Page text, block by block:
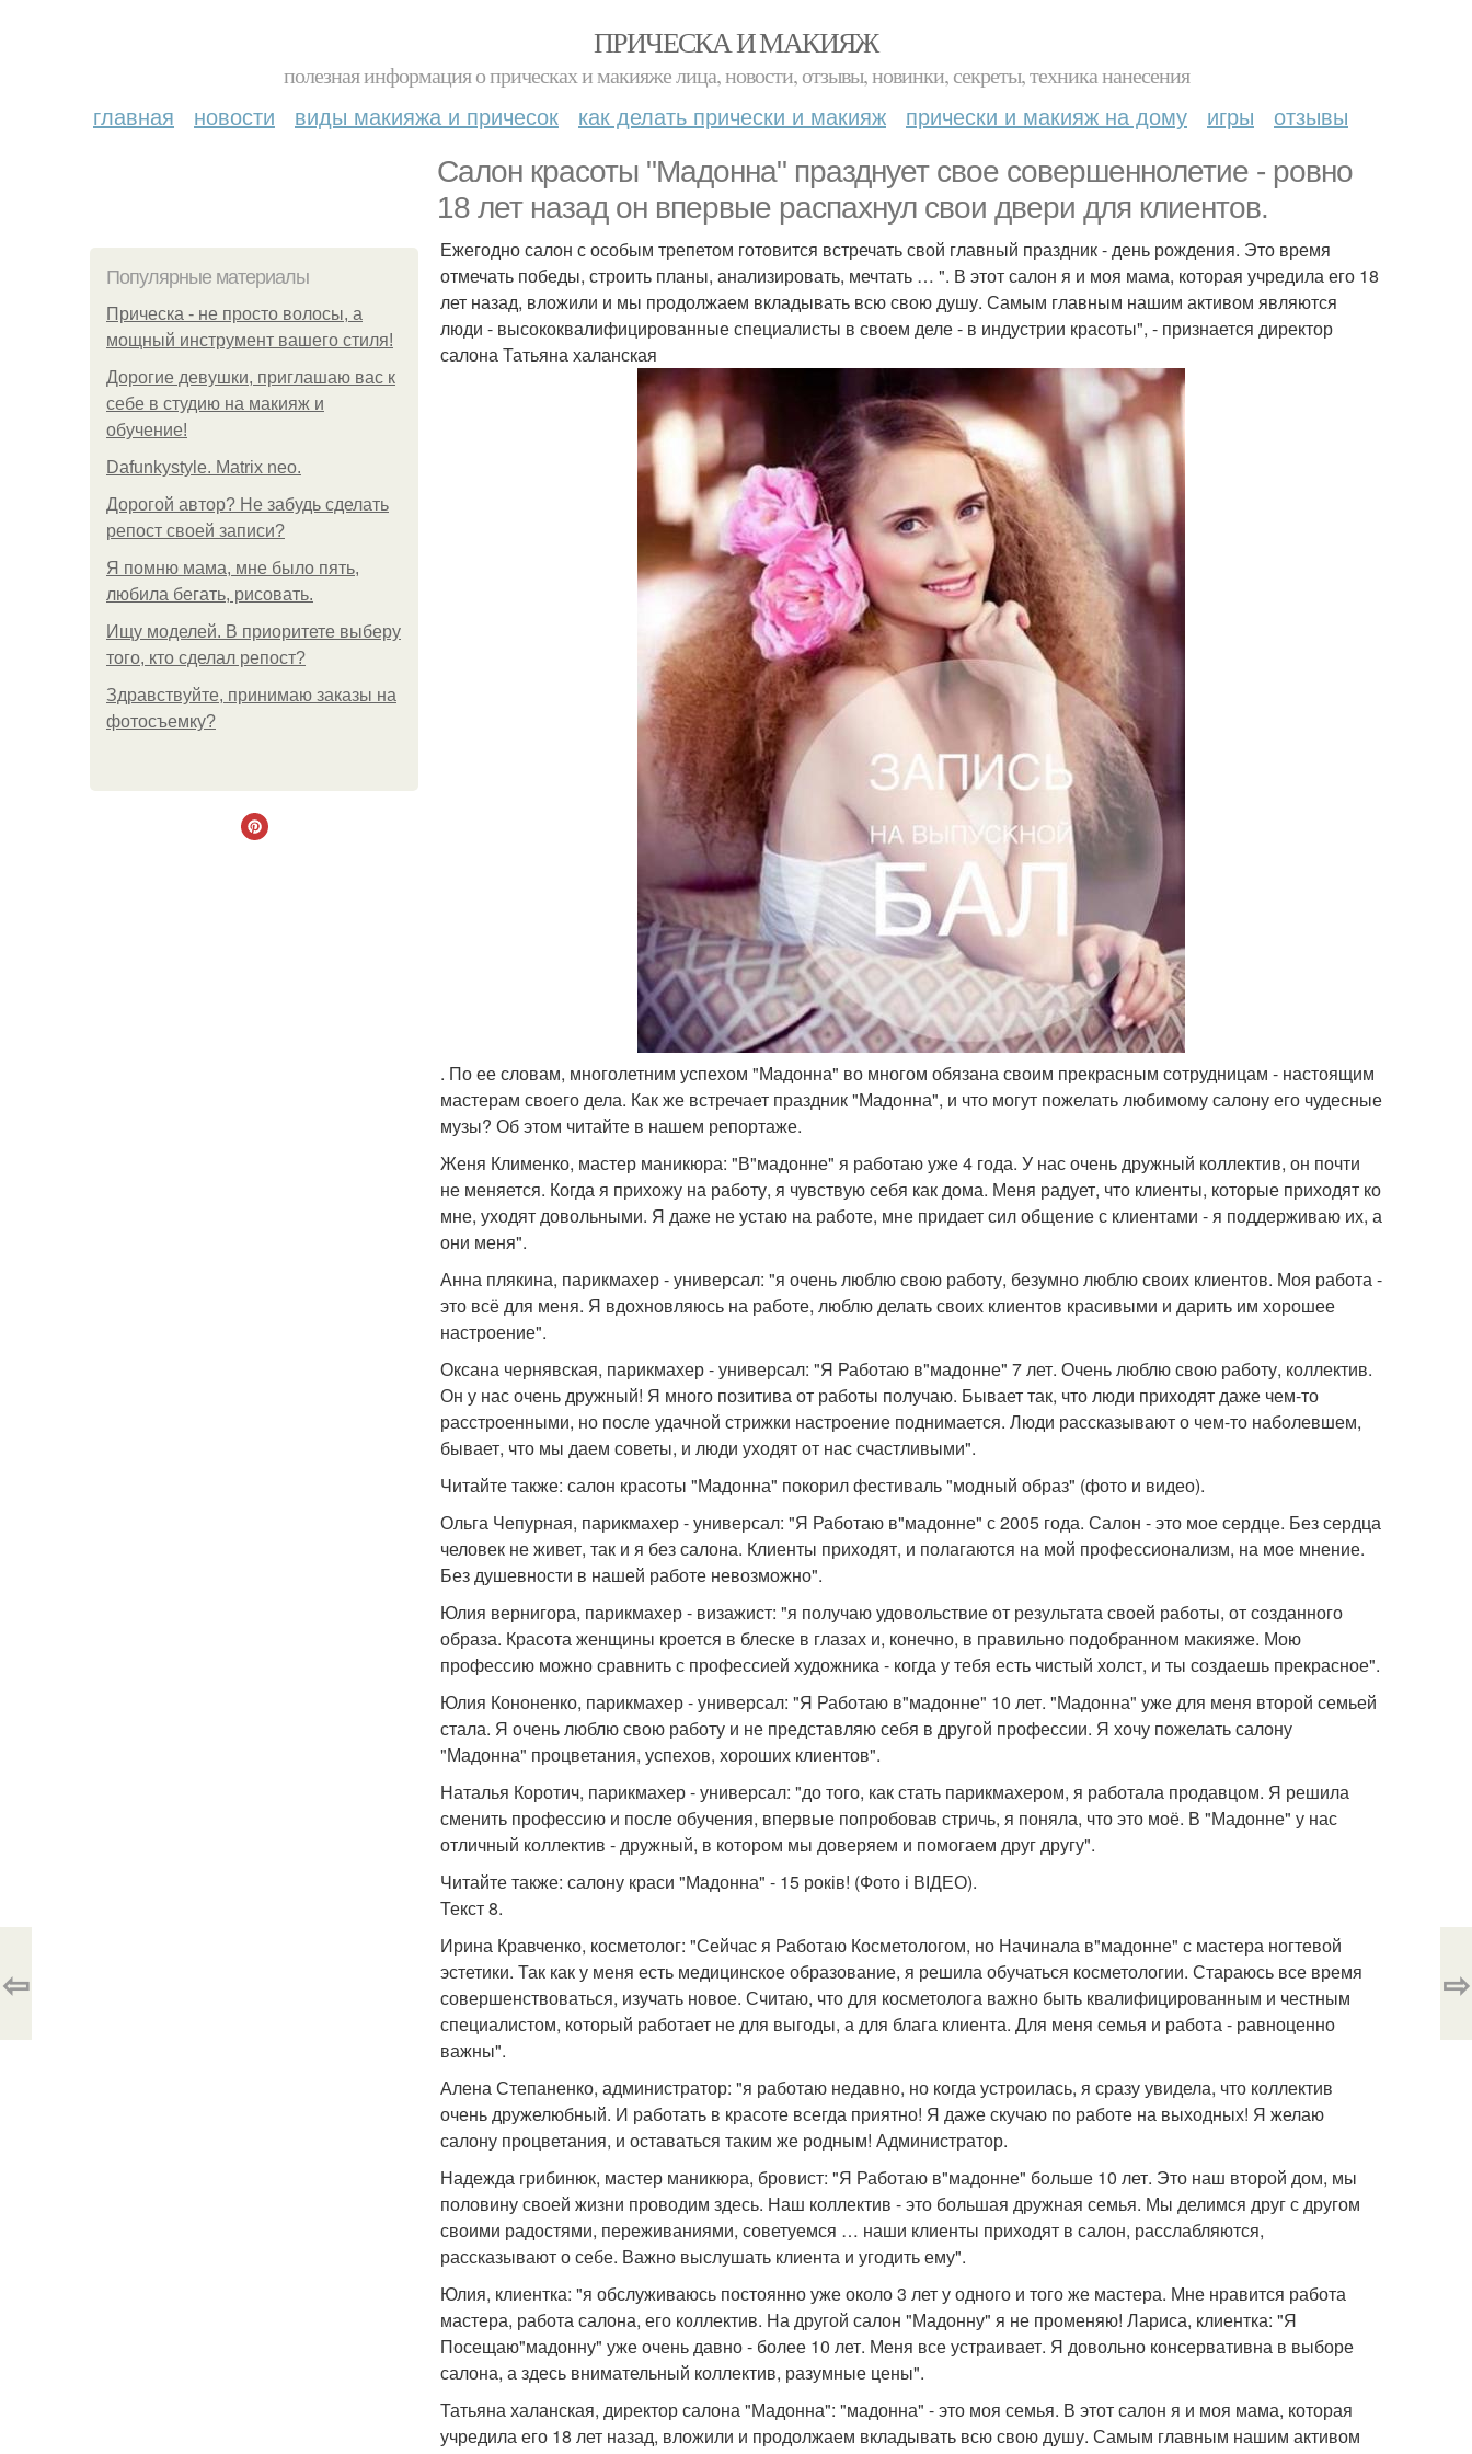
ПРИЧЕСКА И МАКИЯЖ
полезная информация о прическах и макияже лица, новости, отзывы, новинки, секреты, техника нанесения
главная новости виды макияжа и причесок как делать прически и макияж прически и макияж на дому игры отзывы
Салон красоты "Мадонна" празднует свое совершеннолетие - ровно
18 лет назад он впервые распахнул свои двери для клиентов.
Популярные материалы
Прическа - не просто волосы, а
мощный инструмент вашего стиля!
Дорогие девушки, приглашаю вас к
себе в студию на макияж и
обучение!
Dafunkystyle. Matrix neo.
Дорогой автор? Не забудь сделать
репост своей записи?
Я помню мама, мне было пять,
любила бегать, рисовать.
Ищу моделей. В приоритете выберу
того, кто сделал репост?
Здравствуйте, принимаю заказы на
фотосъемку?
Ежегодно салон с особым трепетом готовится встречать свой главный праздник - день рождения. Это время
отмечать победы, строить планы, анализировать, мечтать … ". В этот салон я и моя мама, которая учредила его 18
лет назад, вложили и мы продолжаем вкладывать всю свою душу. Самым главным нашим активом являются
люди - высококвалифицированные специалисты в своем деле - в индустрии красоты", - признается директор
салона Татьяна халанская
. По ее словам, многолетним успехом "Мадонна" во многом обязана своим прекрасным сотрудницам - настоящим
мастерам своего дела. Как же встречает праздник "Мадонна", и что могут пожелать любимому салону его чудесные
музы? Об этом читайте в нашем репортаже.
Женя Клименко, мастер маникюра: "В"мадонне" я работаю уже 4 года. У нас очень дружный коллектив, он почти
не меняется. Когда я прихожу на работу, я чувствую себя как дома. Меня радует, что клиенты, которые приходят ко
мне, уходят довольными. Я даже не устаю на работе, мне придает сил общение с клиентами - я поддерживаю их, а
они меня".
Анна плякина, парикмахер - универсал: "я очень люблю свою работу, безумно люблю своих клиентов. Моя работа -
это всё для меня. Я вдохновляюсь на работе, люблю делать своих клиентов красивыми и дарить им хорошее
настроение".
Оксана чернявская, парикмахер - универсал: "Я Работаю в"мадонне" 7 лет. Очень люблю свою работу, коллектив.
Он у нас очень дружный! Я много позитива от работы получаю. Бывает так, что люди приходят даже чем-то
расстроенными, но после удачной стрижки настроение поднимается. Люди рассказывают о чем-то наболевшем,
бывает, что мы даем советы, и люди уходят от нас счастливыми".
Читайте также: салон красоты "Мадонна" покорил фестиваль "модный образ" (фото и видео).
Ольга Чепурная, парикмахер - универсал: "Я Работаю в"мадонне" с 2005 года. Салон - это мое сердце. Без сердца
человек не живет, так и я без салона. Клиенты приходят, и полагаются на мой профессионализм, на мое мнение.
Без душевности в нашей работе невозможно".
Юлия вернигора, парикмахер - визажист: "я получаю удовольствие от результата своей работы, от созданного
образа. Красота женщины кроется в блеске в глазах и, конечно, в правильно подобранном макияже. Мою
профессию можно сравнить с профессией художника - когда у тебя есть чистый холст, и ты создаешь прекрасное".
Юлия Кононенко, парикмахер - универсал: "Я Работаю в"мадонне" 10 лет. "Мадонна" уже для меня второй семьей
стала. Я очень люблю свою работу и не представляю себя в другой профессии. Я хочу пожелать салону
"Мадонна" процветания, успехов, хороших клиентов".
Наталья Коротич, парикмахер - универсал: "до того, как стать парикмахером, я работала продавцом. Я решила
сменить профессию и после обучения, впервые попробовав стричь, я поняла, что это моё. В "Мадонне" у нас
отличный коллектив - дружный, в котором мы доверяем и помогаем друг другу".
Читайте также: салону краси "Мадонна" - 15 років! (Фото і ВІДЕО).
Текст 8.
Ирина Кравченко, косметолог: "Сейчас я Работаю Косметологом, но Начинала в"мадонне" с мастера ногтевой
эстетики. Так как у меня есть медицинское образование, я решила обучаться косметологии. Стараюсь все время
совершенствоваться, изучать новое. Считаю, что для косметолога важно быть квалифицированным и честным
специалистом, который работает не для выгоды, а для блага клиента. Для меня семья и работа - равноценно
важны".
Алена Степаненко, администратор: "я работаю недавно, но когда устроилась, я сразу увидела, что коллектив
очень дружелюбный. И работать в красоте всегда приятно! Я даже скучаю по работе на выходных! Я желаю
салону процветания, и оставаться таким же родным! Администратор.
Надежда грибинюк, мастер маникюра, бровист: "Я Работаю в"мадонне" больше 10 лет. Это наш второй дом, мы
половину своей жизни проводим здесь. Наш коллектив - это большая дружная семья. Мы делимся друг с другом
своими радостями, переживаниями, советуемся … наши клиенты приходят в салон, расслабляются,
рассказывают о себе. Важно выслушать клиента и угодить ему".
Юлия, клиентка: "я обслуживаюсь постоянно уже около 3 лет у одного и того же мастера. Мне нравится работа
мастера, работа салона, его коллектив. На другой салон "Мадонну" я не променяю! Лариса, клиентка: "Я
Посещаю"мадонну" уже очень давно - более 10 лет. Меня все устраивает. Я довольно консервативна в выборе
салона, а здесь внимательный коллектив, разумные цены".
Татьяна халанская, директор салона "Мадонна": "мадонна" - это моя семья. В этот салон я и моя мама, которая
учредила его 18 лет назад, вложили и продолжаем вкладывать всю свою душу. Самым главным нашим активом
⇦ ⇨